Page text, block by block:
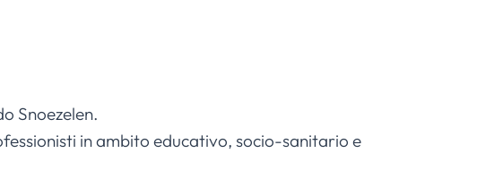
Snoezelen.
in ambito educativo, socio-sanitario e